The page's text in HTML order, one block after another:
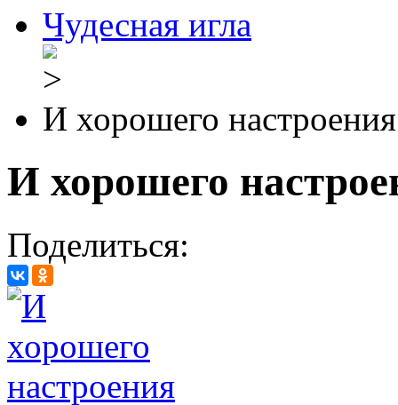
Чудесная игла
И хорошего настроения
И хорошего
Поделиться: